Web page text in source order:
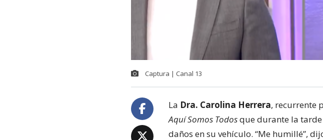
Captura | Canal 13
La Dra. Carolina Herrera, recurrente
Aquí Somos Todosque durante la
daños en su vehículo. “Me humillé”,